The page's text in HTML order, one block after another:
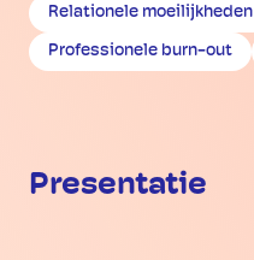
Relationele moeilijkheden
Professionele burn-out
Presentatie